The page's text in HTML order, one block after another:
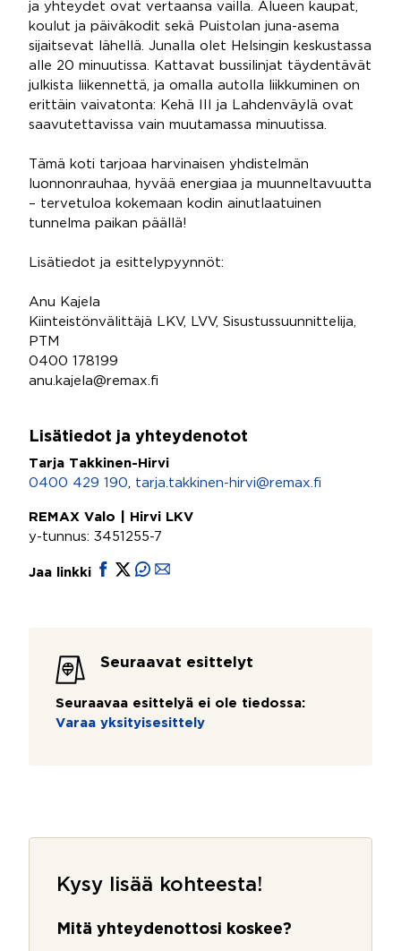
ja yhteydet ovat vertaansa vailla. Alueen kaupat,
koulut ja päiväkodit sekä Puistolan juna-asema
sijaitsevat lähellä. Junalla olet Helsingin keskustassa
alle 20 minuutissa. Kattavat bussilinjat täydentävät
julkista liikennettä, ja omalla autolla liikkuminen on
erittäin vaivatonta: Kehä III ja Lahdenväylä ovat
saavutettavissa vain muutamassa minuutissa.
Tämä koti tarjoaa harvinaisen yhdistelmän
luonnonrauhaa, hyvää energiaa ja muunneltavuutta
– tervetuloa kokemaan kodin ainutlaatuinen
tunnelma paikan päällä!
Lisätiedot ja esittelypyynnöt:
Anu Kajela
Kiinteistönvälittäjä LKV, LVV, Sisustussuunnittelija,
PTM
0400 178199
anu.kajela@remax.fi
Lisätiedot ja yhteydenotot
Tarja Takkinen-Hirvi
0400 429 190
tarja.takkinen-hirvi@remax.fi
REMAX Valo | Hirvi LKV
y-tunnus: 3451255-7
Jaa linkki
Seuraavat esittelyt
Seuraavaa esittelyä ei ole tiedossa:
Varaa yksityisesittely
Kysy lisää kohteesta!
Mitä yhteydenottosi koskee?